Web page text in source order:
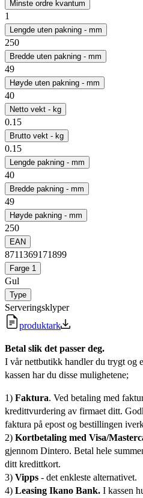
Minste ordre kvantum
1
Lengde uten pakning - mm
250
Bredde uten pakning - mm
49
Høyde uten pakning - mm
40
Netto vekt - kg
0.15
Brutto vekt - kg
0.15
Lengde pakning - mm
40
Bredde pakning - mm
49
Høyde pakning - mm
250
EAN
8711369171899
Farge 1
Gul
Type
Serveringsklyper
produktark
Betal slik det passer deg.
I vår nettbutikk handler du trygt
kassen har du disse mulighetene;
1) Faktura. Ved betaling med
kredittvurdering av firmaet ditt.
faktura på epost og bestillingen
2) Kortbetaling med Visa/
gjennom Dintero. Betal hele
ditt kredittkort.
3) Vipps - det enkleste alternativet.
4) Leasing Ikano Bank. I kassen